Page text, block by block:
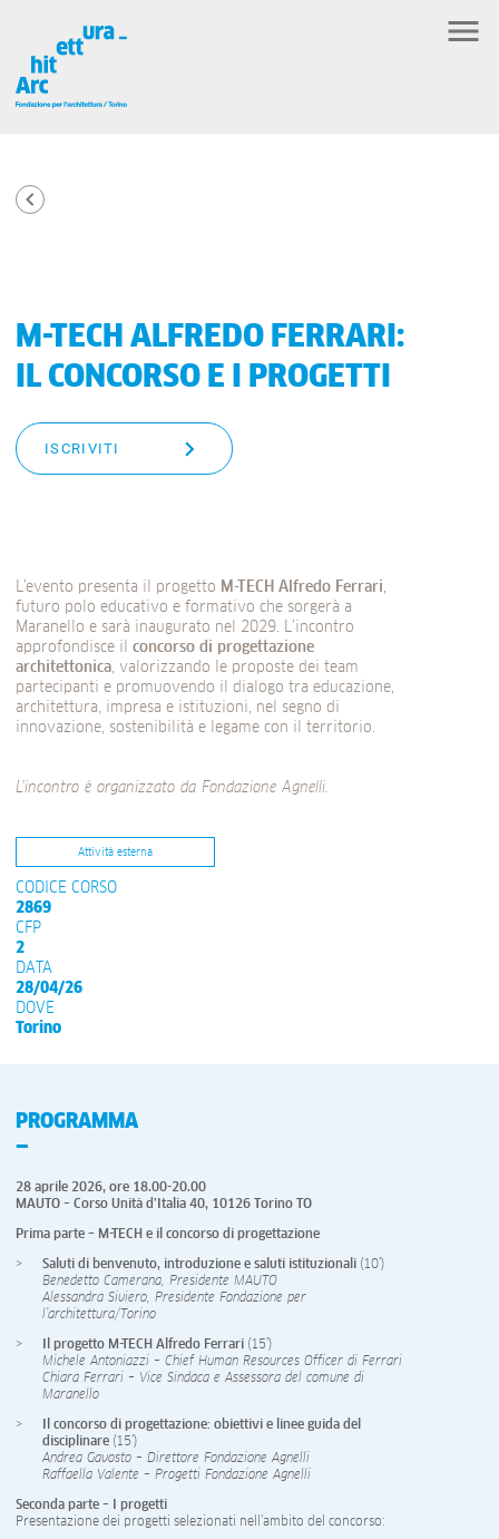
M-TECH ALFREDO FERRARI:
IL CONCORSO E I PROGETTI
ISCRIVITI
L’evento presenta il progetto M-TECH Alfredo Ferrari
futuro polo educativo e formativo che sorgerà a
Maranello e sarà inaugurato nel 2029. L’incontro
approfondisce il concorso di progettazione
architettonica , valorizzando le proposte dei team
partecipanti e promuovendo il dialogo tra educazione,
architettura, impresa e istituzioni, nel segno di
innovazione, sostenibilità e legame con il territorio.
L’incontro è organizzato da Fondazione Agnelli.
Attività esterna
CODICE CORSO
2869
CFP
2
DATA
28/04/26
DOVE
Torino
PROGRAMMA
28 aprile 2026, ore 18.00-20.00
MAUTO – Corso Unità d’Italia 40, 10126 Torino TO
Prima parte – M-TECH e il concorso di progettazione
Saluti di benvenuto, introduzione e saluti istituzionali
(10’)
Benedetto Camerana, Presidente MAUTO
Alessandra Siviero, Presidente Fondazione per
l’architettura/Torino
Il progetto M-TECH Alfredo Ferrari(15’)
Michele Antoniazzi – Chief Human Resources Officer di Ferrari
Chiara Ferrari – Vice Sindaca e Assessora del comune di
Maranello
Il concorso di progettazione: obiettivi e linee guida del
disciplinare(15’)
Andrea Gavosto – Direttore Fondazione Agnelli
Raffaella Valente – Progetti Fondazione Agnelli
Seconda parte – I progetti
Presentazione dei progetti selezionati nell’ambito del concorso: